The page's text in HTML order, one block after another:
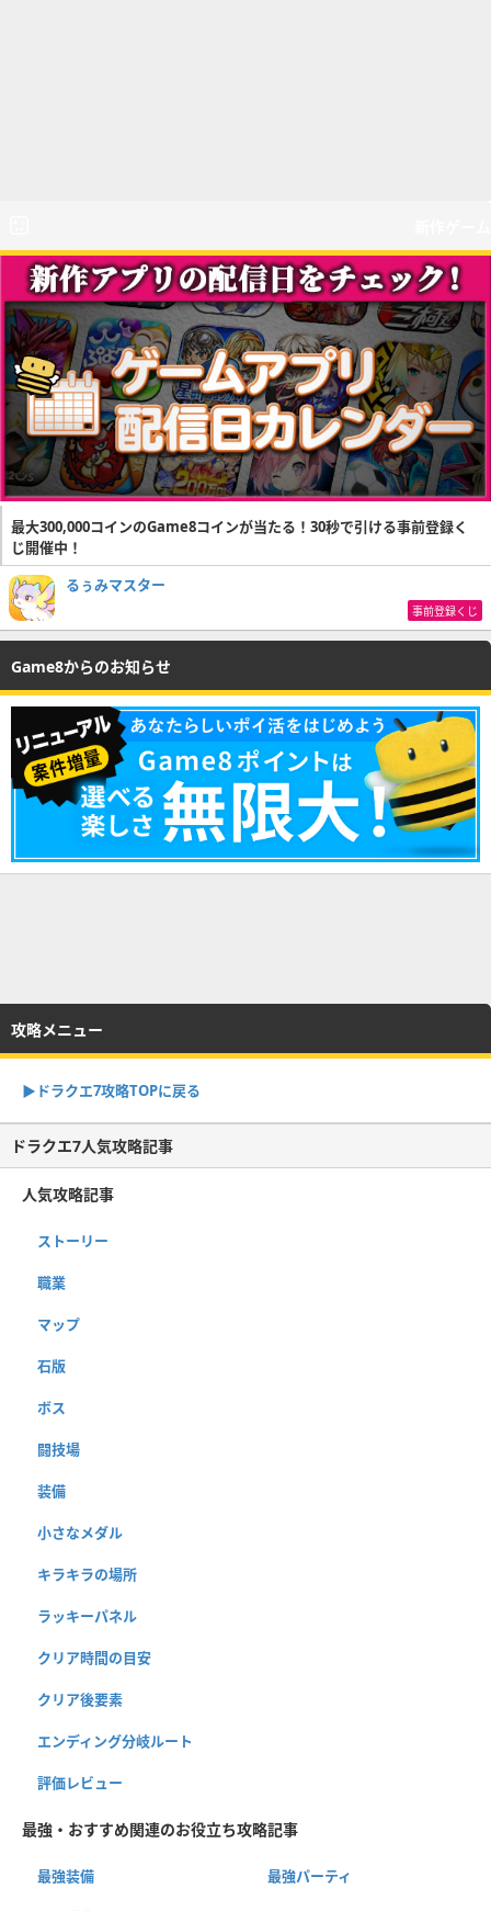
最大300,000コインのGame8コインが当たる！30秒で引ける事前登録く
じ開催中！
るぅみマスター
事前登録くじ
Game8からのお知らせ
攻略メニュー
▶︎ドラクエ7攻略TOPに戻る
ドラクエ7人気攻略記事
人気攻略記事
ストーリー
職業
マップ
石版
ボス
闘技場
装備
小さなメダル
キラキラの場所
ラッキーパネル
クリア時間の目安
クリア後要素
エンディング分岐ルート
評価レビュー
最強・おすすめ関連のお役立ち攻略記事
最強装備 最強パーティ